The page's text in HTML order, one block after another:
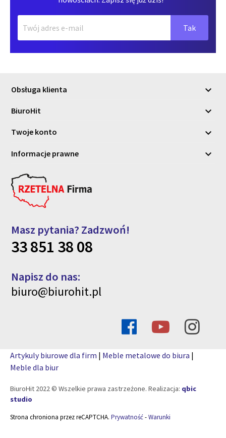
Obsługa klienta 
BiuroHit 
Twoje konto 
Informacje prawne 
Masz pytania? Zadzwoń!
33 851 38 08
Napisz do nas:
biuro@biurohit.pl
Artykuly biurowe dla firm | Meble metalowe do biura |
Meble dla biur
BiuroHit 2022 © Wszelkie prawa zastrzeżone. Realizacja: qbic
studio
Strona chroniona przez reCAPTCHA. Prywatność-Warunki